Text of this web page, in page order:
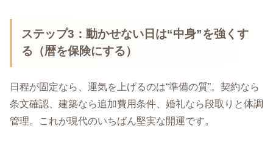
ステップ3：動かせない日は“中身”を強くす
る（暦を保険にする）
日程が固定なら、運気を上げるのは“準備の質”。契約なら
条文確認、建築なら追加費用条件、婚礼なら段取りと体調
管理。これが現代のいちばん堅実な開運です。